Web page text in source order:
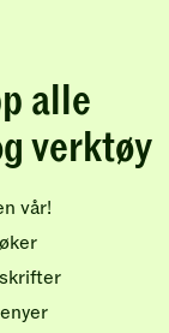
alle
verktøy
vår!